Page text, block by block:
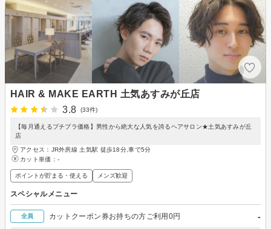
HAIR & MAKE EARTH 土気あすみが丘店
3.8
(33件)
【毎月通えるプチプラ価格】男性から絶大な人気を誇るヘアサロン★土気あすみが丘
店
アクセス：JR外房線 土気駅 徒歩18分,車で5分
カット単価： -
ポイントが貯まる・使える メンズ歓迎
スペシャルメニュー
全員 カットクーポン券お持ちの方ご利用0円 -